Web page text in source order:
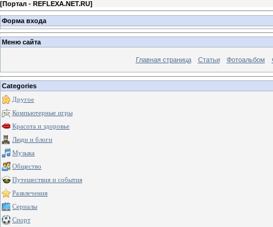
[Портал - REFLEXA.NET.RU]
Форма входа
Меню сайта
Главная страница Статьи Фотоальбом
Categories
Другое
Компьютерные игры
Красота и здоровье
Люди и блоги
Музыка
Общество
Путешествия и события
Развлечения
Сериалы
Спорт